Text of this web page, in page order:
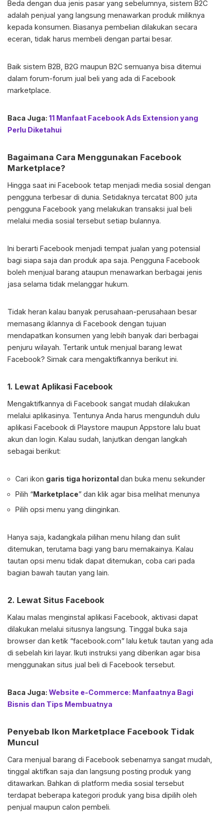
Beda dengan dua jenis pasar yang sebelumnya, sistem B2C
adalah penjual yang langsung menawarkan produk miliknya
kepada konsumen. Biasanya pembelian dilakukan secara
eceran, tidak harus membeli dengan partai besar.
Baik sistem B2B, B2G maupun B2C semuanya bisa ditemui
dalam forum-forum jual beli yang ada di Facebook
marketplace.
Baca Juga: 11 Manfaat Facebook Ads Extension yang
Perlu Diketahui
Bagaimana Cara Menggunakan Facebook
Marketplace?
Hingga saat ini Facebook tetap menjadi media sosial dengan
pengguna terbesar di dunia. Setidaknya tercatat 800 juta
pengguna Facebook yang melakukan transaksi jual beli
melalui media sosial tersebut setiap bulannya.
Ini berarti Facebook menjadi tempat jualan yang potensial
bagi siapa saja dan produk apa saja. Pengguna Facebook
boleh menjual barang ataupun menawarkan berbagai jenis
jasa selama tidak melanggar hukum.
Tidak heran kalau banyak perusahaan-perusahaan besar
memasang iklannya di Facebook dengan tujuan
mendapatkan konsumen yang lebih banyak dari berbagai
penjuru wilayah. Tertarik untuk menjual barang lewat
Facebook? Simak cara mengaktifkannya berikut ini.
1. Lewat Aplikasi Facebook
Mengaktifkannya di Facebook sangat mudah dilakukan
melalui aplikasinya. Tentunya Anda harus mengunduh dulu
aplikasi Facebook di Playstore maupun Appstore lalu buat
akun dan login. Kalau sudah, lanjutkan dengan langkah
sebagai berikut:
Cari ikon garis tiga horizontaldan buka menu sekunder
Pilih “Marketplace” dan klik agar bisa melihat menunya
Pilih opsi menu yang diinginkan.
Hanya saja, kadangkala pilihan menu hilang dan sulit
ditemukan, terutama bagi yang baru memakainya. Kalau
tautan opsi menu tidak dapat ditemukan, coba cari pada
bagian bawah tautan yang lain.
2. Lewat Situs Facebook
Kalau malas menginstal aplikasi Facebook, aktivasi dapat
dilakukan melalui situsnya langsung. Tinggal buka saja
browser dan ketik “facebook.com” lalu ketuk tautan yang ada
di sebelah kiri layar. Ikuti instruksi yang diberikan agar bisa
menggunakan situs jual beli di Facebook tersebut.
Baca Juga: Website e-Commerce: Manfaatnya Bagi
Bisnis dan Tips Membuatnya
Penyebab Ikon Marketplace Facebook Tidak
Muncul
Cara menjual barang di Facebook sebenarnya sangat mudah,
tinggal aktifkan saja dan langsung posting produk yang
ditawarkan. Bahkan di platform media sosial tersebut
terdapat beberapa kategori produk yang bisa dipilih oleh
penjual maupun calon pembeli.